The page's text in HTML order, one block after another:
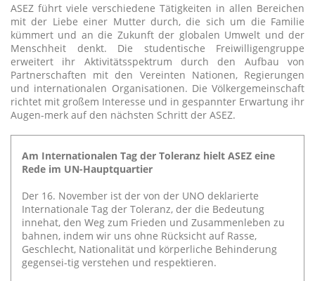
ASEZ führt viele verschiedene Tätigkeiten in allen Bereichen
mit der Liebe einer Mutter durch, die sich um die Familie
kümmert und an die Zukunft der globalen Umwelt und der
Menschheit denkt. Die studentische Freiwilligengruppe
erweitert ihr Aktivitätsspektrum durch den Aufbau von
Partnerschaften mit den Vereinten Nationen, Regierungen
und internationalen Organisationen. Die Völkergemeinschaft
richtet mit großem Interesse und in gespannter Erwartung ihr
Augen-merk auf den nächsten Schritt der ASEZ.
Am Internationalen Tag der Toleranz hielt ASEZ eine
Rede im UN-Hauptquartier
Der 16. November ist der von der UNO deklarierte
Internationale Tag der Toleranz, der die Bedeutung
innehat, den Weg zum Frieden und Zusammenleben zu
bahnen, indem wir uns ohne Rücksicht auf Rasse,
Geschlecht, Nationalität und körperliche Behinderung
gegensei-tig verstehen und respektieren.